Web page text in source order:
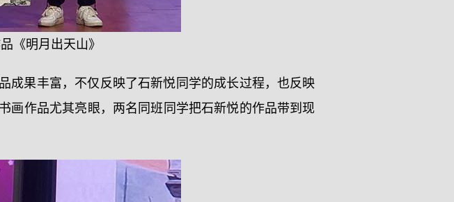
《明月出天山》
成果丰富，不仅反映了石新悦同学的成长过程，也反映
画作品尤其亮眼，两名同班同学把石新悦的作品带到现